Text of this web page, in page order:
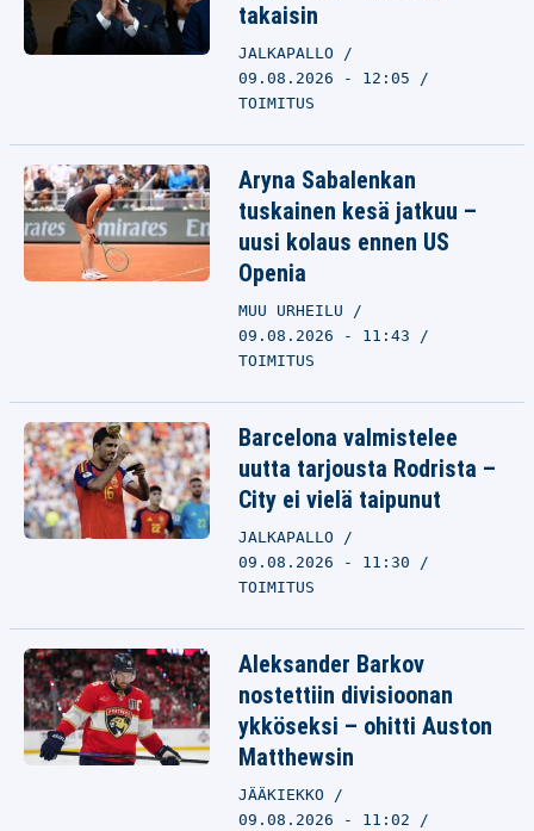
takaisin
JALKAPALLO
09.08.2026 - 12:05
TOIMITUS
Aryna Sabalenkan
tuskainen kesä jatkuu –
uusi kolaus ennen US
Openia
MUU URHEILU
09.08.2026 - 11:43
TOIMITUS
Barcelona valmistelee
uutta tarjousta Rodrista –
City ei vielä taipunut
JALKAPALLO
09.08.2026 - 11:30
TOIMITUS
Aleksander Barkov
nostettiin divisioonan
ykköseksi – ohitti Auston
Matthewsin
JÄÄKIEKKO
09.08.2026 - 11:02